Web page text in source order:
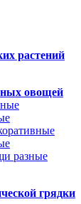
растений
овощей
разные
грядки